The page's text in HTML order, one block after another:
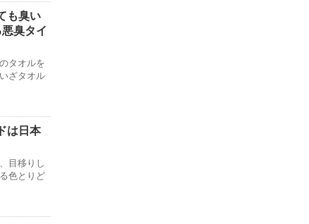
も臭い
臭タイ
タオルを
ざタオル
は日本
目移りし
色とりど